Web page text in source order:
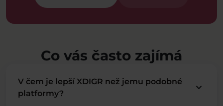
Co vás často zajímá
V čem je lepší XDIGR než jemu podobné
platformy?
keyboard_arrow_down